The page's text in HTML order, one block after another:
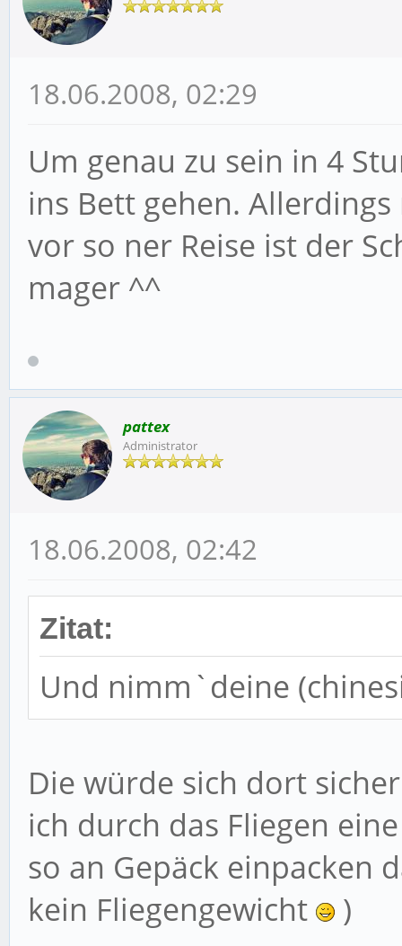
18.06.2008, 02:29
Um genau zu sein in 4
ins Bett gehen.
vor so ner Reise ist der
mager ^^
pattex
Administrator
18.06.2008, 02:42
Zitat:
Und nimm`deine
Die würde sich dort
ich durch das Fliegen
so an Gepäck einpacken
kein Fliegengewicht
)